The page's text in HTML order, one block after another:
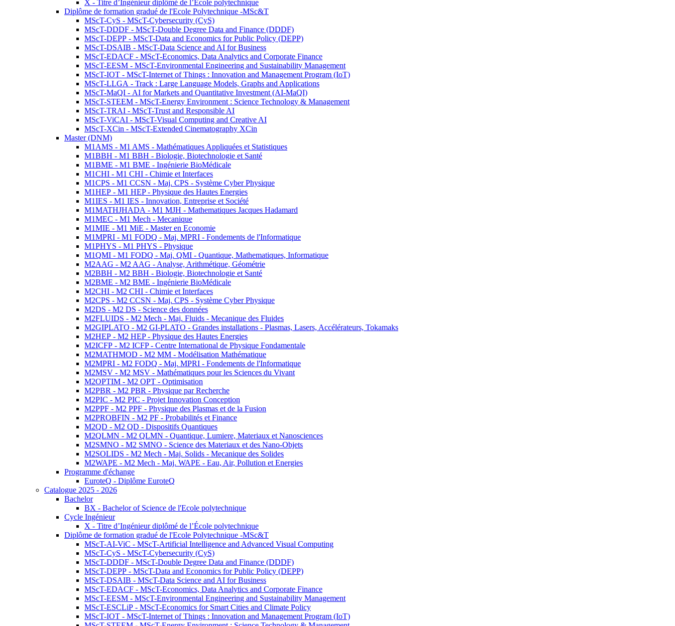
X - Titre d’Ingénieur diplômé de l’École polytechnique
Diplôme de formation gradué de l'Ecole Polytechnique -MSc&T
MScT-CyS - MScT-Cybersecurity (CyS)
MScT-DDDF - MScT-Double Degree Data and Finance (DDDF)
MScT-DEPP - MScT-Data and Economics for Public Policy (DEPP)
MScT-DSAIB - MScT-Data Science and AI for Business
MScT-EDACF - MScT-Economics, Data Analytics and Corporate Finance
MScT-EESM - MScT-Environmental Engineering and Sustainability Management
MScT-IOT - MScT-Internet of Things : Innovation and Management Program (IoT)
MScT-LLGA - Track : Large Language Models, Graphs and Applications
MScT-MaQI - AI for Markets and Quantitative Investment (AI-MaQI)
MScT-STEEM - MScT-Energy Environment : Science Technology & Management
MScT-TRAI - MScT-Trust and Responsible AI
MScT-ViCAI - MScT-Visual Computing and Creative AI
MScT-XCin - MScT-Extended Cinematography XCin
Master (DNM)
M1AMS - M1 AMS - Mathématiques Appliquées et Statistiques
M1BBH - M1 BBH - Biologie, Biotechnologie et Santé
M1BME - M1 BME - Ingénierie BioMédicale
M1CHI - M1 CHI - Chimie et Interfaces
M1CPS - M1 CCSN - Maj. CPS - Système Cyber Physique
M1HEP - M1 HEP - Physique des Hautes Energies
M1IES - M1 IES - Innovation, Entreprise et Société
M1MATHJHADA - M1 MJH - Mathematiques Jacques Hadamard
M1MEC - M1 Mech - Mecanique
M1MIE - M1 MiE - Master en Economie
M1MPRI - M1 FODQ - Maj. MPRI - Fondements de l'Informatique
M1PHYS - M1 PHYS - Physique
M1QMI - M1 FODQ - Maj. QMI - Quantique, Mathematiques, Informatique
M2AAG - M2 AAG - Analyse, Arithmétique, Géométrie
M2BBH - M2 BBH - Biologie, Biotechnologie et Santé
M2BME - M2 BME - Ingénierie BioMédicale
M2CHI - M2 CHI - Chimie et Interfaces
M2CPS - M2 CCSN - Maj. CPS - Système Cyber Physique
M2DS - M2 DS - Science des données
M2FLUIDS - M2 Mech - Maj. Fluids - Mecanique des Fluides
M2GIPLATO - M2 GI-PLATO - Grandes installations - Plasmas, Lasers, Accélérateurs, Tokamaks
M2HEP - M2 HEP - Physique des Hautes Energies
M2ICFP - M2 ICFP - Centre International de Physique Fondamentale
M2MATHMOD - M2 MM - Modélisation Mathématique
M2MPRI - M2 FODQ - Maj. MPRI - Fondements de l'Informatique
M2MSV - M2 MSV - Mathématiques pour les Sciences du Vivant
M2OPTIM - M2 OPT - Optimisation
M2PBR - M2 PBR - Physique par Recherche
M2PIC - M2 PIC - Projet Innovation Conception
M2PPF - M2 PPF - Physique des Plasmas et de la Fusion
M2PROBFIN - M2 PF - Probabilités et Finance
M2QD - M2 QD - Dispositifs Quantiques
M2QLMN - M2 QLMN - Quantique, Lumiere, Materiaux et Nanosciences
M2SMNO - M2 SMNO - Science des Materiaux et des Nano-Objets
M2SOLIDS - M2 Mech - Maj. Solids - Mecanique des Solides
M2WAPE - M2 Mech - Maj. WAPE - Eau, Air, Pollution et Energies
Programme d'échange
EuroteQ - Diplôme EuroteQ
Catalogue 2025 - 2026
Bachelor
BX - Bachelor of Science de l'Ecole polytechnique
Cycle Ingénieur
X - Titre d’Ingénieur diplômé de l’École polytechnique
Diplôme de formation gradué de l'Ecole Polytechnique -MSc&T
MScT-AI-ViC - MScT-Artificial Intelligence and Advanced Visual Computing
MScT-CyS - MScT-Cybersecurity (CyS)
MScT-DDDF - MScT-Double Degree Data and Finance (DDDF)
MScT-DEPP - MScT-Data and Economics for Public Policy (DEPP)
MScT-DSAIB - MScT-Data Science and AI for Business
MScT-EDACF - MScT-Economics, Data Analytics and Corporate Finance
MScT-EESM - MScT-Environmental Engineering and Sustainability Management
MScT-ESCLiP - MScT-Economics for Smart Cities and Climate Policy
MScT-IOT - MScT-Internet of Things : Innovation and Management Program (IoT)